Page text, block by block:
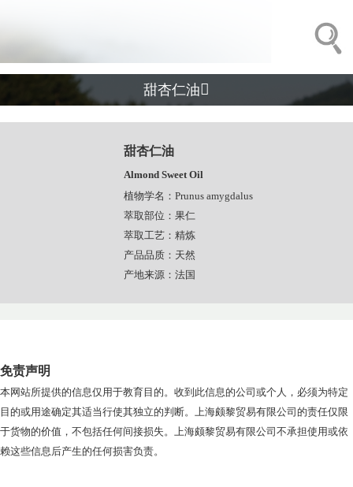
甜杏仁油
甜杏仁油
Almond Sweet Oil
植物学名：Prunus amygdalus
萃取部位：果仁
萃取工艺：精炼
产品品质：天然
产地来源：法国
免责声明
本网站所提供的信息仅用于教育目的。收到此信息的公司或个人，必须为特定
目的或用途确定其适当行使其独立的判断。上海颇黎贸易有限公司的责任仅限
于货物的价值，不包括任何间接损失。上海颇黎贸易有限公司不承担使用或依
赖这些信息后产生的任何损害负责。